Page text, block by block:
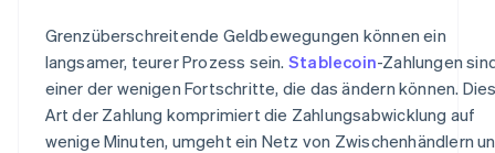
Technische Widerstandsfähigkeit
Grenzüberschreitende Geldbewegungen können ein
langsamer, teurer Prozess sein. Stablecoin-Zahlungen
einer der wenigen Fortschritte, die das ändern können.
Art der Zahlung komprimiert die Zahlungsabwicklung auf
wenige Minuten, umgeht ein Netz von Zwischenhändlern